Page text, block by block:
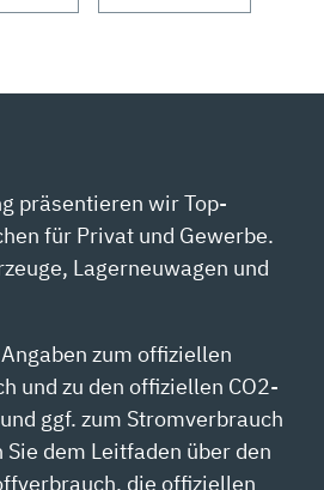
präsentieren wir Top-
für Privat und Gewerbe.
Lagerneuwagen und
zum offiziellen
und zu den offiziellen CO2-
ggf. zum Stromverbrauch
Sie dem Leitfaden über den
die offiziellen